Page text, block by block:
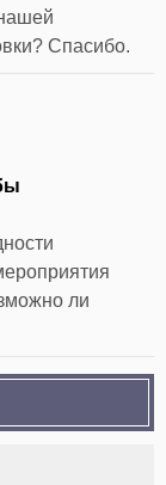
Спасибо.
ли